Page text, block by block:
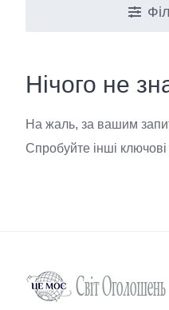
Нічого не
На жаль, за вашим
Спробуйте інші